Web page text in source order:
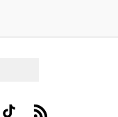
Youtube
Visit us on Tiktok
Visit us on Rss